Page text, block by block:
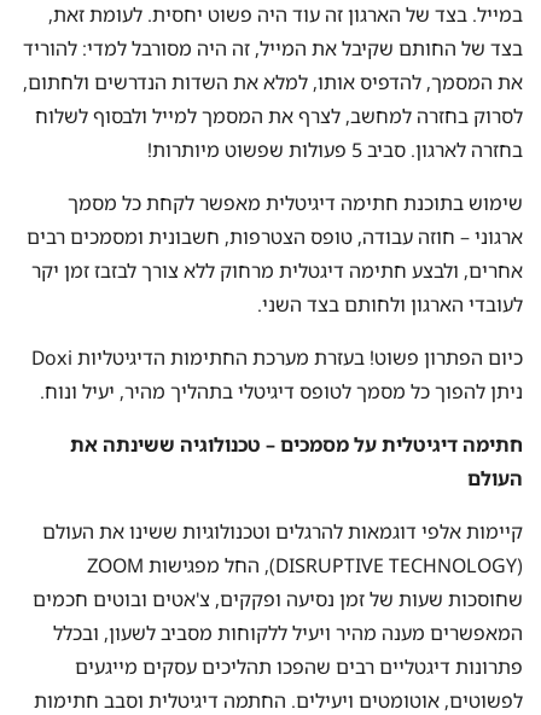
במייל. בצד של הארגון זה עוד היה פשוט יחסית. לעומת זאת,
בצד של החותם שקיבל את המייל, זה היה מסורבל למדי: להוריד
את המסמך, להדפיס אותו, למלא את השדות הנדרשים ולחתום,
לסרוק בחזרה למחשב, לצרף את המסמך למייל ולבסוף לשלוח
בחזרה לארגון. סביב 5 פעולות שפשוט מיותרות!
שימוש בתוכנת חתימה דיגיטלית מאפשר לקחת כל מסמך
ארגוני – חוזה עבודה, טופס הצטרפות, חשבונית ומסמכים רבים
אחרים, ולבצע חתימה דיגטלית מרחוק ללא צורך לבזבז זמן יקר
לעובדי הארגון ולחותם בצד השני.
כיום הפתרון פשוט! בעזרת מערכת החתימות הדיגיטליות Doxi
ניתן להפוך כל מסמך לטופס דיגיטלי בתהליך מהיר, יעיל ונוח.
חתימה דיגיטלית על מסמכים – טכנולוגיה ששינתה את
העולם
קיימות אלפי דוגמאות להרגלים וטכנולוגיות ששינו את העולם
(DISRUPTIVE TECHNOLOGY), החל מפגישות ZOOM
שחוסכות שעות של זמן נסיעה ופקקים, צ'אטים ובוטים חכמים
המאפשרים מענה מהיר ויעיל ללקוחות מסביב לשעון, ובכלל
פתרונות דיגטליים רבים שהפכו תהליכים עסקים מייגעים
לפשוטים, אוטומטים ויעילים. החתמה דיגיטלית וסבב חתימות